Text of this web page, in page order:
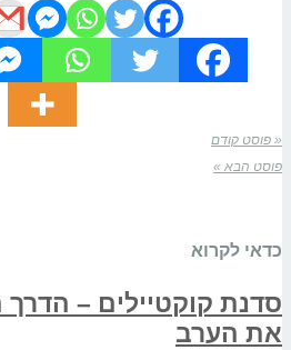
« פוסט קודם
פוסט הבא »
כדאי לקרוא
סדנת קוקטיילים – הדרך
את הערב